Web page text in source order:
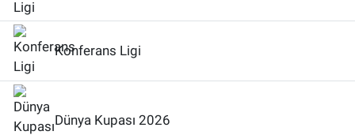
Konferans Ligi
Dünya Kupası 2026